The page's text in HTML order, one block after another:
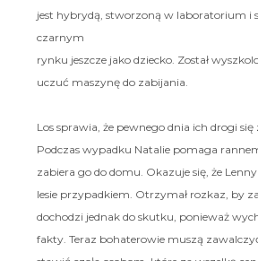
jest hybrydą, stworzoną w laboratorium i
czarnym
rynku jeszcze jako dziecko. Został
uczuć maszynę do zabijania.
Los sprawia, że pewnego dnia ich drogi się
Podczas wypadku Natalie pomaga
zabiera go do domu. Okazuje się, że
lesie przypadkiem. Otrzymał rozkaz, by
dochodzi jednak do skutku, ponieważ
fakty. Teraz bohaterowie muszą